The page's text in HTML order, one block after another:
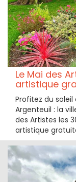
Le Mai des
artistique
Profitez du
Argenteuil : la
des Artistes les
artistique